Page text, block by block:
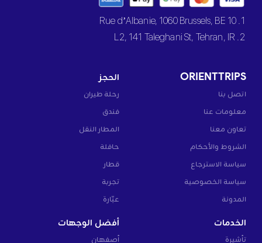
1. 10 Rue d’Albanie, 1060 Brussels, BE
2. L2, 141 Taleghani St, Tehran, IR
ORIENTTRIPS
اتصل بنا
معلومات عنا
تعاون معنا
الشروط والأحكام
سياسة الاسترجاع
سياسة الخصوصية
المدونة
الحجز
رحلة طيران
فندق
المطار النقل
حافلة
قطار
تجربة
عبّارة
الخدمات
تأشيرة
أفضل الوجهات
أصفهان